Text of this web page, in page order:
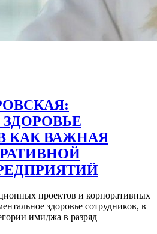
КАК ВАЖНАЯ
проектов и корпоративных
здоровье сотрудников, в
имиджа в разряд